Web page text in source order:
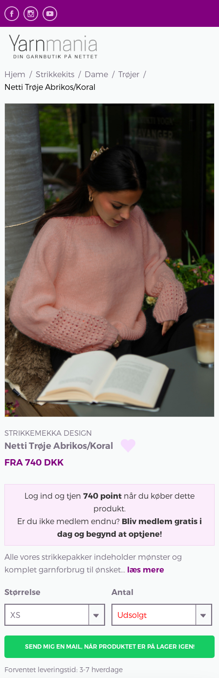
Hjem Strikkekits Dame
Trøjer
Netti Trøje Abrikos/Koral
STRIKKEMEKKA DESIGN
Netti Trøje Abrikos/Koral
FRA740 DKK
Log ind og tjen 740 point når du køber dette
produkt.
Er du ikke medlem endnu? Bliv medlem gratis i
dag og begynd at optjene!
Alle vores strikkepakker indeholder mønster og
komplet garnforbrug til ønsket... læs mere
Størrelse Antal
SEND MIG EN MAIL, NÅR PRODUKTET ER PÅ LAGER IGEN!
Forventet leveringstid: 3-7 hverdage